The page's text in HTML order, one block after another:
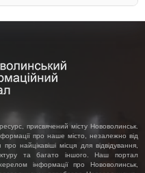
присвячений місту Нововолинськ.
про наше місто, незалежно від
найцікавіші місця для відвідування,
та багато іншого. Наш портал
інформації про Нововолинськ,